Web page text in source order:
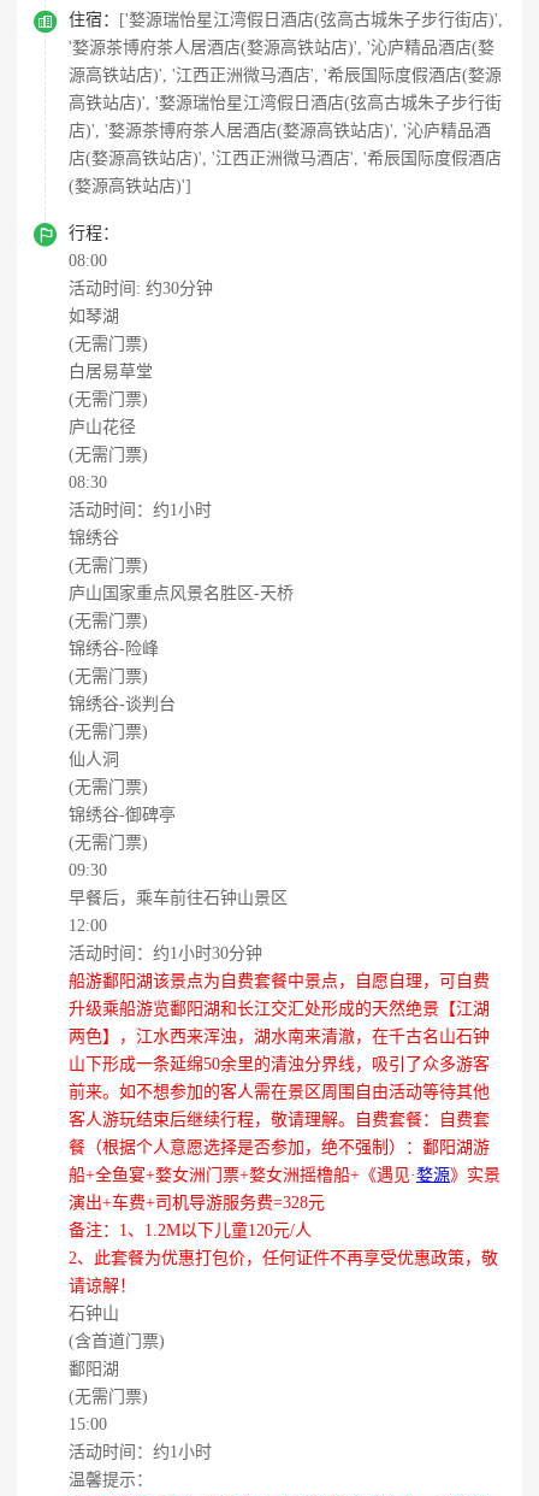
 住宿：
['婺源瑞怡星江湾假日酒店(弦高古城朱子步行街店)',
'婺源茶博府茶人居酒店(婺源高铁站店)', '沁庐精品酒店(婺
源高铁站店)', '江西正洲微马酒店', '希辰国际度假酒店(婺源
高铁站店)', '婺源瑞怡星江湾假日酒店(弦高古城朱子步行街
店)', '婺源茶博府茶人居酒店(婺源高铁站店)', '沁庐精品酒
店(婺源高铁站店)', '江西正洲微马酒店', '希辰国际度假酒店
(婺源高铁站店)']

行程：
08:00
活动时间: 约30分钟
如琴湖
(无需门票)
白居易草堂
(无需门票)
庐山花径
(无需门票)
08:30
活动时间：约1小时
锦绣谷
(无需门票)
庐山国家重点风景名胜区-天桥
(无需门票)
锦绣谷-险峰
(无需门票)
锦绣谷-谈判台
(无需门票)
仙人洞
(无需门票)
锦绣谷-御碑亭
(无需门票)
09:30
早餐后，乘车前往石钟山景区
12:00
活动时间：约1小时30分钟
船游鄱阳湖该景点为自费套餐中景点，自愿自理，可自费
升级乘船游览鄱阳湖和长江交汇处形成的天然绝景【江湖
两色】，江水西来浑浊，湖水南来清澈，在千古名山石钟
山下形成一条延绵50余里的清浊分界线，吸引了众多游客
前来。如不想参加的客人需在景区周围自由活动等待其他
客人游玩结束后继续行程，敬请理解。自费套餐：自费套
餐（根据个人意愿选择是否参加，绝不强制）：鄱阳湖游
船+全鱼宴+婺女洲门票+婺女洲摇橹船+《遇见·婺源》实景
演出+车费+司机导游服务费=328元
备注：1、1.2M以下儿童120元/人
2、此套餐为优惠打包价，任何证件不再享受优惠政策，敬
请谅解！
石钟山
(含首道门票)
鄱阳湖
(无需门票)
15:00
活动时间：约1小时
温馨提示：